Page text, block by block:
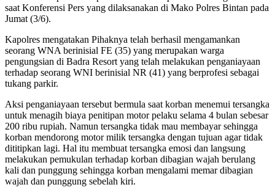
saat Konferensi Pers yang dilaksanakan di Mako Polres Bintan pada
Jumat (3/6).
Kapolres mengatakan Pihaknya telah berhasil mengamankan
seorang WNA berinisial FE (35) yang merupakan warga
pengungsian di Badra Resort yang telah melakukan penganiayaan
terhadap seorang WNI berinisial NR (41) yang berprofesi sebagai
tukang parkir.
Aksi penganiayaan tersebut bermula saat korban menemui tersangka
untuk menagih biaya penitipan motor pelaku selama 4 bulan sebesar
200 ribu rupiah. Namun tersangka tidak mau membayar sehingga
korban mendorong motor milik tersangka dengan tujuan agar tidak
dititipkan lagi. Hal itu membuat tersangka emosi dan langsung
melakukan pemukulan terhadap korban dibagian wajah berulang
kali dan punggung sehingga korban mengalami memar dibagian
wajah dan punggung sebelah kiri.